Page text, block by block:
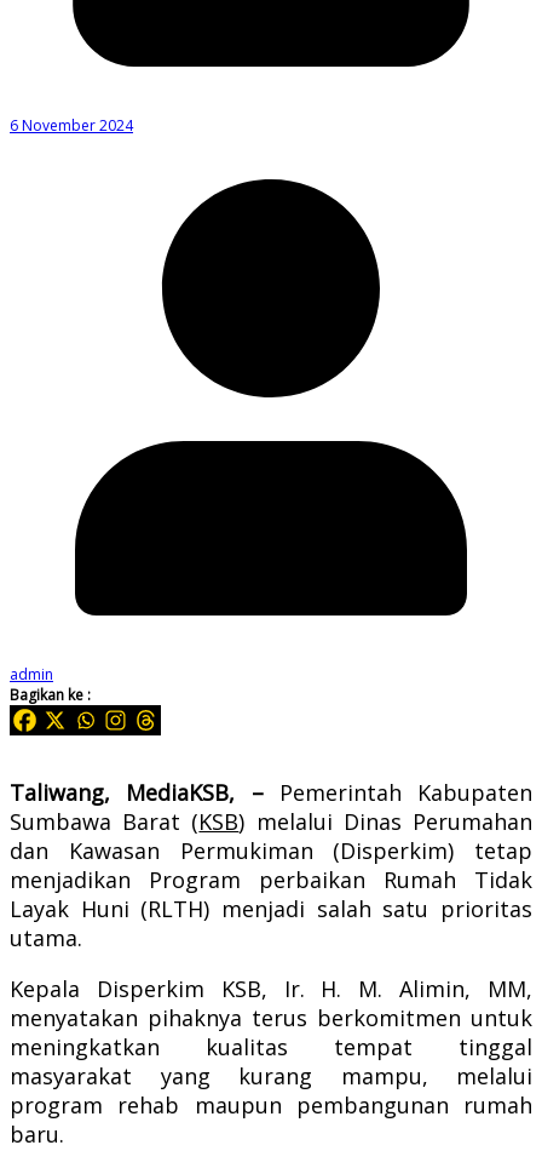
6 November 2024
admin
Bagikan ke :
Taliwang, MediaKSB, –Pemerintah Kabupaten
Sumbawa Barat (KSB) melalui Dinas Perumahan
dan Kawasan Permukiman (Disperkim) tetap
menjadikan Program perbaikan Rumah Tidak
Layak Huni (RLTH) menjadi salah satu prioritas
utama.
Kepala Disperkim KSB, Ir. H. M. Alimin, MM,
menyatakan pihaknya terus berkomitmen untuk
meningkatkan kualitas tempat tinggal
masyarakat yang kurang mampu, melalui
program rehab maupun pembangunan rumah
baru.